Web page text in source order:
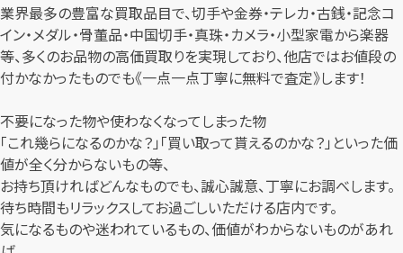
業界最多の豊富な買取品目で、切手や金券・テレカ・古銭・記念コ
イン・メダル・骨董品・中国切手・真珠・カメラ・小型家電から楽器
等、多くのお品物の高価買取りを実現しており、他店ではお値段の
付かなかったものでも《一点一点丁寧に無料で査定》します！
不要になった物や使わなくなってしまった物
「これ幾らになるのかな？」「買い取って貰えるのかな？」といった価
値が全く分からないもの等、
お持ち頂ければどんなものでも、誠心誠意、丁寧にお調べします。
待ち時間もリラックスしてお過ごしいただける店内です。
気になるものや迷われているもの、価値がわからないものがあれ